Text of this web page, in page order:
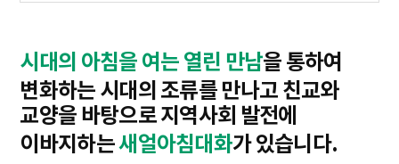
시대의 아침을 여는 열린 만남을 통하여
변화하는 시대의 조류를 만나고 친교와
교양을 바탕으로지역사회 발전에
이바지하는새얼아침대화가 있습니다.